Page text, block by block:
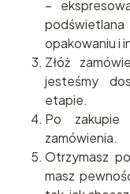
–
opakowaniu i
Złóż
jesteśmy
etapie.
Po zakupie
zamówienia.
Otrzymasz
masz